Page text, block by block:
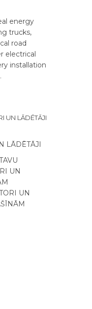
energy
trucks,
road
electrical
installation
UN LĀDĒTĀJI
LĀDĒTĀJI
UN
UN